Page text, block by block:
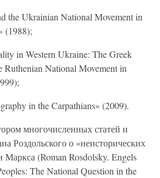
the Ukrainian National Movement in
(1988);
in Western Ukraine: The Greek
Ruthenian National Movement in
in the Carpathians» (2009).
многочисленных статей и
Роздольского о «неисторических
Маркса (Roman Rosdolsky. Engels
The National Question in the